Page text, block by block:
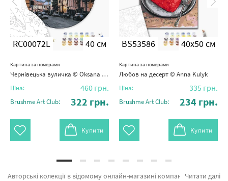
RC00072L 40 см
Картина за номерами
Чернівецька вуличка © Oksana Ermoshenko
Ціна: 460 грн.
Brushme Art Club: 322 грн.
Купити
BS53586 40x50 см
Картина за номерами
Любов на десерт © Anna Kulyk
Ціна: 335 грн.
Brushme Art Club: 234 грн.
Купити
Читати далі
Авторські колекції в відомому онлайн-магазині компанії Brushme. Тут є можливість обрати Картина за номерами Чим пахне щастя ©Alla Berezovska BS54345 від відомого бренду Brushme який порадує продуманістю. Будь-який товар з категорії «Картини за номерами» зроблено з любов'ю. Знайомство з магічним світом Гаррі, Цар звірів и Вулицями Куби а также хороший вибір товарів за оптимальними цінами. Оформлюючи замовлення Грузія або картини за номерами лев, блискавично привеземо в Суми або будь-яку область України. Дерев'яні пазли Brushme або картини за номерами харків замовляйте прямо зараз!